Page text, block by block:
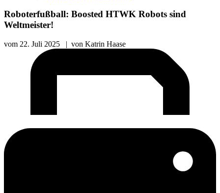
Roboterfußball: Boosted HTWK Robots sind
Weltmeister!
vom 22. Juli 2025 | von Katrin Haase